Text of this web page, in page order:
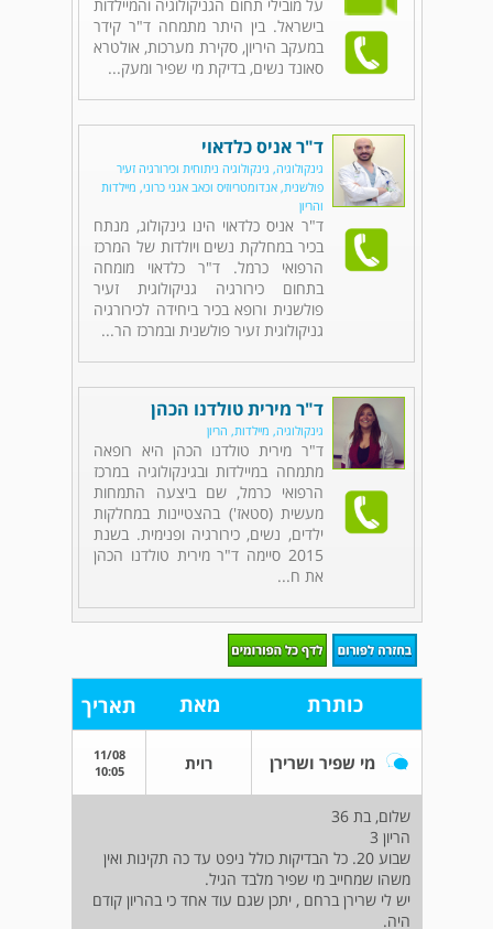
על מובילי תחום הגניקולוגיה והמיילדות
בישראל. בין היתר מתמחה ד"ר קידר
במעקב היריון, סקירת מערכות, אולטרא
סאונד נשים, בדיקת מי שפיר ומעק...
ד"ר אניס כלדאוי
גינקולוגיה, גינקולוגיה ניתוחית וכירורגיה זעיר
פולשנית, אנדומטריוזיס וכאב אגני כרוני, מיילדות
והריון
ד"ר אניס כלדאוי הינו גינקולוג, מנתח
בכיר במחלקת נשים ויולדות של המרכז
הרפואי כרמל. ד"ר כלדאוי מומחה
בתחום כירורגיה גניקולוגית זעיר
פולשנית ורופא בכיר ביחידה לכירורגיה
גניקולוגית זעיר פולשנית ובמרכז הר...
ד"ר מירית טולדנו הכהן
גינקולוגיה, מיילדות, הריון
ד"ר מירית טולדנו הכהן היא רופאה
מתמחה במיילדות ובגינקולוגיה במרכז
הרפואי כרמל, שם ביצעה התמחות
מעשית (סטאז') בהצטיינות במחלקות
ילדים, נשים, כירורגיה ופנימית. בשנת
2015 סיימה ד"ר מירית טולדנו הכהן
את ח...
כותרת מאת תאריך
מי שפיר ושרירן רוית
11/08
10:05
שלום, בת 36
הריון 3
שבוע 20. כל הבדיקות כולל ניפט עד כה תקינות ואין
משהו שמחייב מי שפיר מלבד הגיל.
יש לי שרירן ברחם , יתכן שגם עוד אחד כי בהריון קודם
היה.